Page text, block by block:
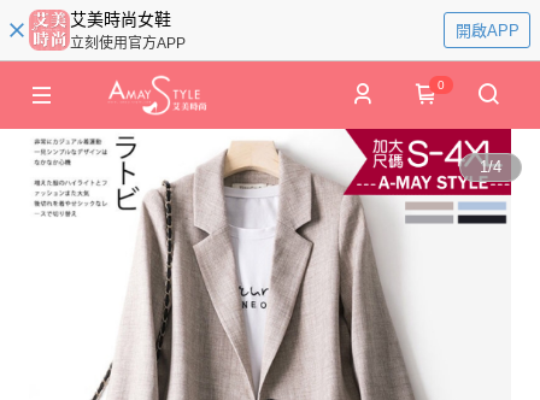
艾美時尚女鞋
立刻使用官方APP
開啟APP
0
1/4